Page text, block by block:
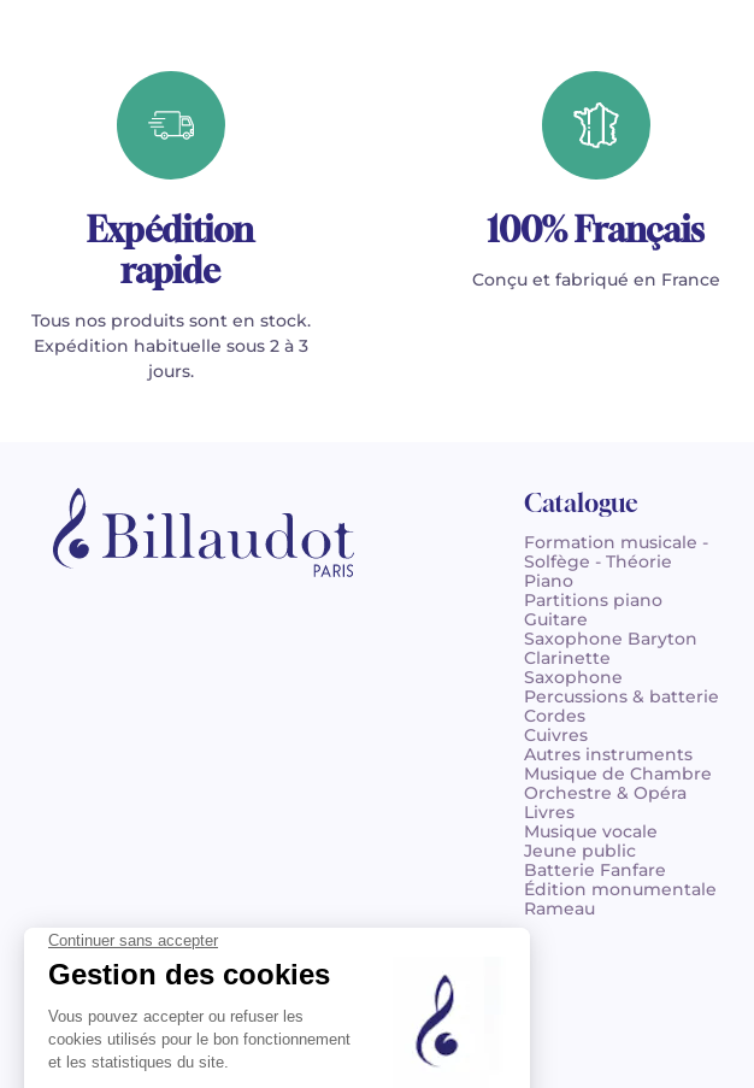
Expédition
rapide
Tous nos produits sont en stock.
Expédition habituelle sous 2 à 3
jours.
100% Français
Conçu et fabriqué en France
Catalogue
Formation musicale -
Solfège - Théorie
Piano
Partitions piano
Guitare
Saxophone Baryton
Clarinette
Saxophone
Percussions & batterie
Cordes
Cuivres
Autres instruments
Musique de Chambre
Orchestre & Opéra
Livres
Musique vocale
Jeune public
Batterie Fanfare
Édition monumentale
Rameau